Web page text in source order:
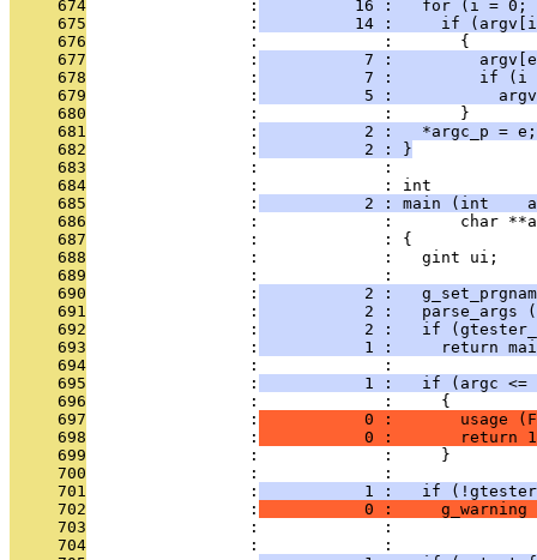
     674
                 :
16 :   for (i = 0;
     675
                 :
14 :     if
     676
                 :             :       {
     677
                 :
7 :
     678
                 :
7 :         if (i
     679
                 :
5 :
     680
                 :             :       }
     681
                 :
           2 :   *argc_p = e;
     682
                 :
           2 : }
     683
                 :             :
     684
                 :             : int
     685
                 :
2 : main (int
     686
:             :       char
     687
                 :             : {
     688
                 :             :   gint ui;
     689
                 :             :
     690
                 :
2 :
     691
                 :
2 :   parse_args
     692
                 :
2 :   if
     693
                 :
1 :     return
     694
                 :             :
     695
                 :
1 :   if (argc <=
     696
                 :             :     {
     697
                 :
0 :       usage
     698
                 :
0 :       return
     699
                 :             :     }
     700
                 :             :
     701
                 :
1 :   if
     702
                 :
0 :     g_warning
     703
:             :
     704
                 :             :